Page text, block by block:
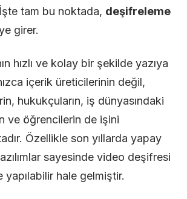
tam bu noktada, deşifreleme
girer.
hızlı ve kolay bir şekilde yazıya
içerik üreticilerinin değil,
hukukçuların, iş dünyasındaki
ve öğrencilerin de işini
Özellikle son yıllarda yapay
sayesinde video deşifresi
hale gelmiştir.